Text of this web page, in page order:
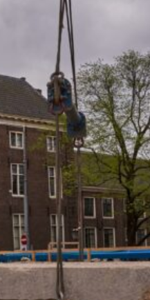
bruggen en kademuren in